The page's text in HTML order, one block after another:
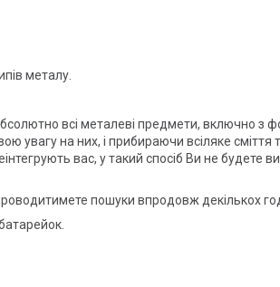
металу.
всі металеві предмети, включно з
на них, і прибираючи всіляке сміття
вас, у такий спосіб Ви не будете
пошуки впродовж декількох